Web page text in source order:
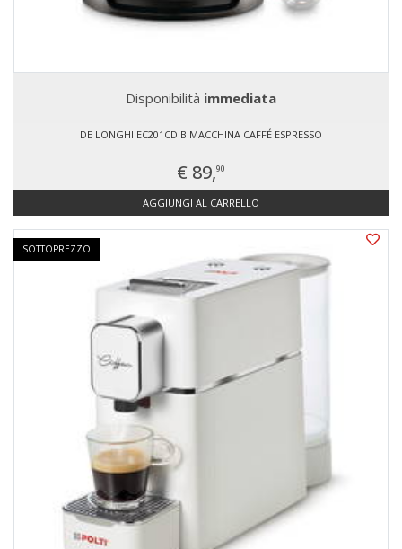
Disponibilità immediata
DE LONGHI EC201CD.B MACCHINA CAFFÉ ESPRESSO
€ 89,90
AGGIUNGI AL CARRELLO
SOTTOPREZZO